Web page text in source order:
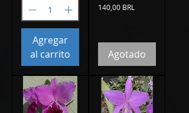
Agregar
al carrito
Precio
140,00 BRL
Agotado